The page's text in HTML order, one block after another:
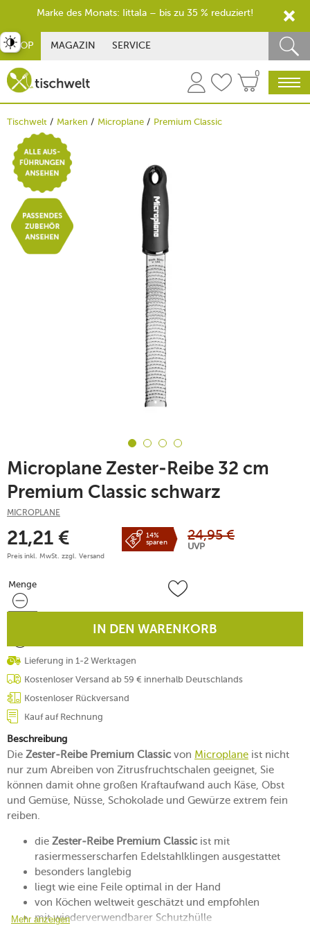
SHOP MAGAZIN SERVICE
0
Tischwelt Marken Microplane Premium Classic
Microplane Zester-Reibe 32 cm
Premium Classic schwarz
MICROPLANE
21,21 €
Preis inkl. MwSt. zzgl. Versand
14%
sparen
24,95 €
UVP
Menge
Menge
IN DEN WARENKORB
Lieferung in 1-2 Werktagen
Kostenloser Versand ab 59 € innerhalb Deutschlands
Kostenloser Rückversand
Kauf auf Rechnung
Beschreibung
Die Zester-Reibe Premium Classicvon Microplane ist nicht
nur zum Abreiben von Zitrusfruchtschalen geeignet, Sie
können damit ohne großen Kraftaufwand auch Käse, Obst
und Gemüse, Nüsse, Schokolade und Gewürze extrem fein
reiben.
die Zester-Reibe Premium Classicist mit
rasiermesserscharfen Edelstahlklingen ausgestattet
besonders langlebig
liegt wie eine Feile optimal in der Hand
von Köchen weltweit geschätzt und empfohlen
mit wiederverwendbarer Schutzhülle
Mehr anzeigen
umschalten
Marke des Monats: Iittala – bis zu 35 % reduziert!